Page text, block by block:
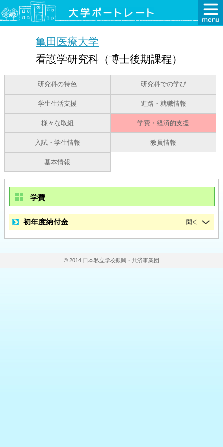
亀田医療大学
看護学研究科（博士後期課程）
研究科の特色 研究科での学び
学生生活支援 進路・就職情報
様々な取組 学費・経済的支援
入試・学生情報 教員情報
基本情報
学費
初年度納付金
© 2014 日本私立学校振興・共済事業団